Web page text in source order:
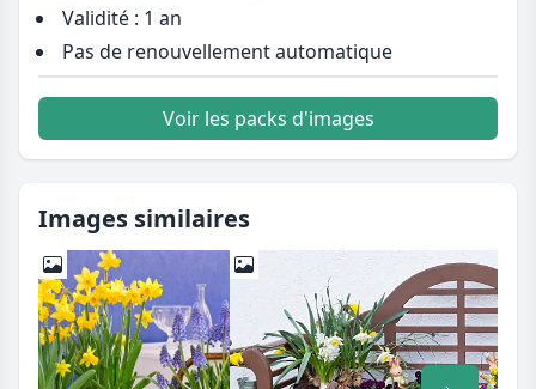
Validité : 1 an
Pas de renouvellement automatique
Voir les packs d'images
Images similaires